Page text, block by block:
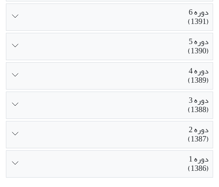
دوره 6
(1391)
دوره 5
(1390)
دوره 4
(1389)
دوره 3
(1388)
دوره 2
(1387)
دوره 1
(1386)